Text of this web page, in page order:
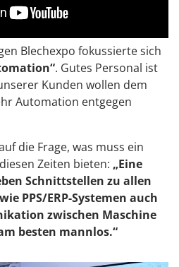
Blechexpo fokussierte sich
. Gutes Personal ist
Kunden wollen dem
Automation entgegen
die Frage, was muss ein
Zeiten bieten: „Eine
Schnittstellen zu allen
PPS/ERP-Systemen auch
zwischen Maschine
besten mannlos.“